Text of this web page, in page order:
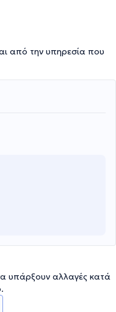
από την υπηρεσία που
υπάρξουν αλλαγές κατά